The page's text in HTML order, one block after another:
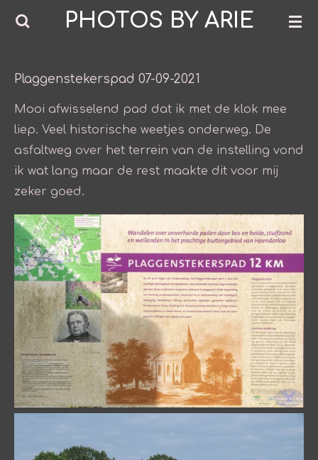
Ga
de
PHOTOS BY ARIE
Plaggenstekerspad 07-09-2021
Mooi afwisselend pad dat ik met de klok mee
liep. Veel historische weetjes onderweg. De
asfaltweg over het terrein van de instelling vond
ik wat lang maar de rest maakte dit voor mij
zeker goed.